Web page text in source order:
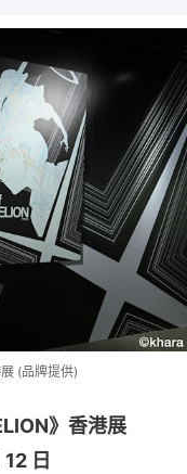
(品牌提供)
》香港展
日